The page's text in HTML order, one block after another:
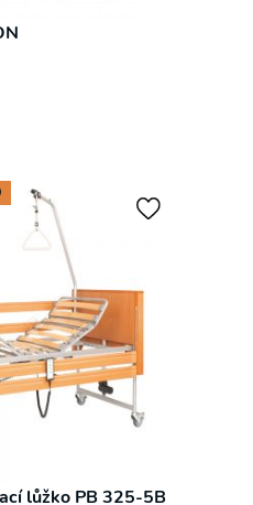
lůžko PB 325-5B